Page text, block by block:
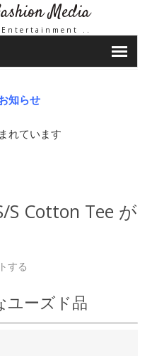
Media
Entertainment ..
知らせ
れています
S Cotton Tee が
する
ユーズド品